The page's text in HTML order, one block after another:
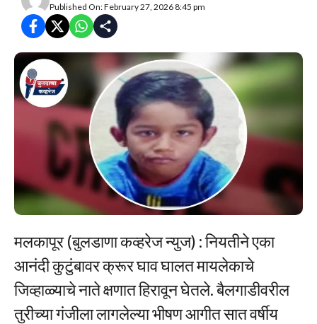
Published On: February 27, 2026 8:45 pm
मलकापूर (बुलडाणा कव्हरेज न्युज) : नियतीने एका
आनंदी कुटुंबावर क्रूर घाव घालत मायलेकाचे
जिव्हाळ्याचे नाते क्षणात हिरावून घेतले. बैलगाडीवरील
तुरीच्या गंजीला लागलेल्या भीषण आगीत सात वर्षीय